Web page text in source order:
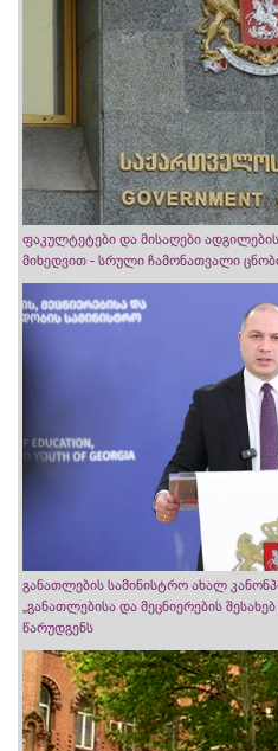
ფაკულტეტები და მისაღები
მიხედვით - სრული ჩამონათვალი
განათლების სამინისტრო ახალ
„განათლებისა და მეცნიერების
წარუდგენს